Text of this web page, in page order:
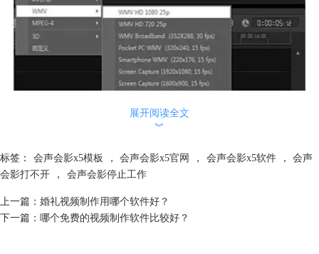
答：会声会影X5支持的格式主要是常见的视频格式，如MP4、AVI等，还
有相机录制的DV格式；具体大家可以参考：
3、怎样导入会声会影X5 不支持的视频？
答：对于会声会影无法打开的视频，要怎样才能将其打开呢，不急听小编
展开阅读全文
︾
标签： 会声会影x5模板 ， 会声会影x5官网 ， 会声会影x5软件 ，
会声
会影打不开
， 会声会影停止工作
上一篇： 婚礼视频制作用哪个软件好？
下一篇： 哪个免费的视频制作软件比较好？